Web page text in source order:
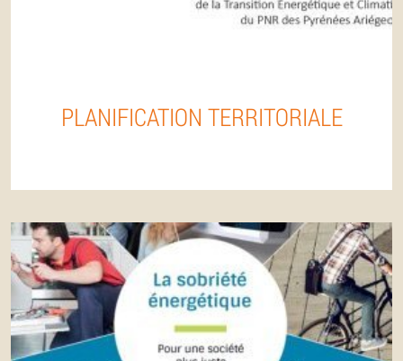
PLANIFICATION TERRITORIALE